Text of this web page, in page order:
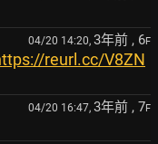
04/20 14:20, 3年前 , 6F
reurl.cc/V8ZN
04/20 16:47, 3年前 , 7F